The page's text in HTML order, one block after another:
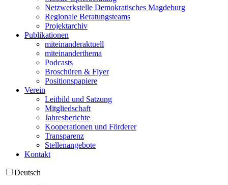
Netzwerkstelle Demokratisches Magdeburg
Regionale Beratungsteams
Projektarchiv
Publikationen
miteinanderaktuell
miteinanderthema
Podcasts
Broschüren & Flyer
Positionspapiere
Verein
Leitbild und Satzung
Mitgliedschaft
Jahresberichte
Kooperationen und Förderer
Transparenz
Stellenangebote
Kontakt
Deutsch